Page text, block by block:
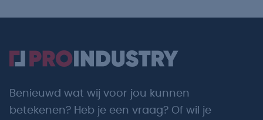
Benieuwd wat wij voor jou kunnen
betekenen? Heb je een vraag? Of wil je